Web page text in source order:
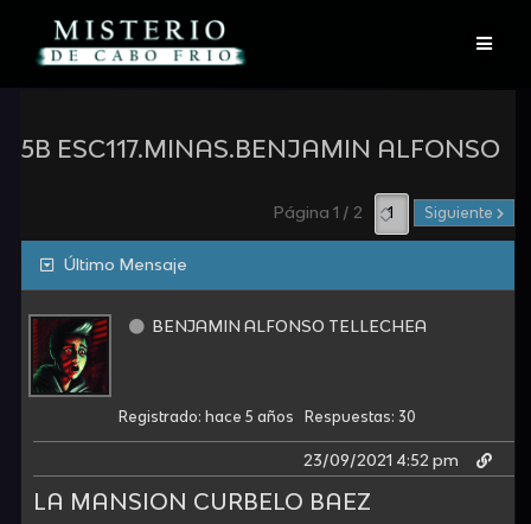
5B ESC117.MINAS.BENJAMIN ALFONSO
Página 1 / 2 Siguiente
Último Mensaje
BENJAMIN ALFONSO TELLECHEA
Registrado: hace 5 años Respuestas: 30
23/09/2021 4:52 pm
LA MANSION CURBELO BAEZ